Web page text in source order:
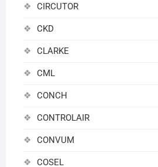
CIRCUTOR
CKD
CLARKE
CML
CONCH
CONTROLAIR
CONVUM
COSEL